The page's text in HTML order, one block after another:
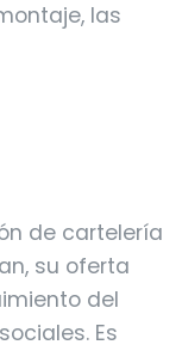
las
de cartelería
su oferta
del
Es